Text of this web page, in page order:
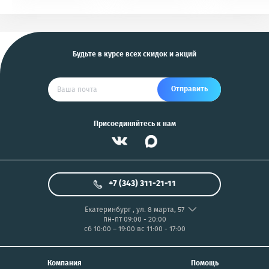
Будьте в курсе всех скидок и акций
Отправить
Присоединяйтесь к нам
Помощь
Компания
+7 (343) 311-21-11
Екатеринбург, ул. 8 марта, 57
пн-пт 09:00 - 20:00
сб 10:00 – 19:00 вс 11:00 - 17:00